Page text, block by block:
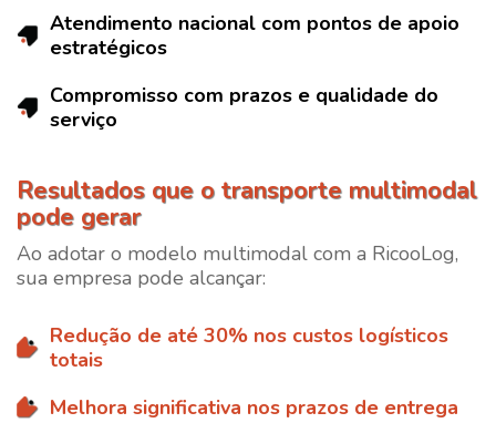
Atendimento nacional com pontos de apoio
estratégicos
Compromisso com prazos e qualidade do
serviço
Resultados que o transporte multimodal
pode gerar
Ao adotar o modelo multimodal com a RicooLog,
sua empresa pode alcançar:
Redução de até 30% nos custos logísticos
totais
Melhora significativa nos prazos de entrega